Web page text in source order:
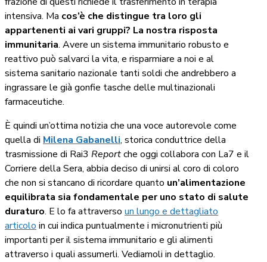
intensiva. Ma cos’è che distingue tra loro gli
appartenenti ai vari gruppi? La nostra risposta
immunitaria. Avere un sistema immunitario robusto e
reattivo può salvarci la vita, e risparmiare a noi e al
sistema sanitario nazionale tanti soldi che andrebbero a
ingrassare le già gonfie tasche delle multinazionali
farmaceutiche.
È quindi un’ottima notizia che una voce autorevole come
quella di Milena Gabanelli, storica conduttrice della
trasmissione di Rai3 Reportche oggi collabora con La7 e il
Corriere della Sera, abbia deciso di unirsi al coro di coloro
che non si stancano di ricordare quanto un’alimentazione
equilibrata sia fondamentale per uno stato di salute
duraturo. E lo fa attraverso un lungo e dettagliato
articolo in cui indica puntualmente i micronutrienti più
importanti per il sistema immunitario e gli alimenti
attraverso i quali assumerli. Vediamoli in dettaglio.